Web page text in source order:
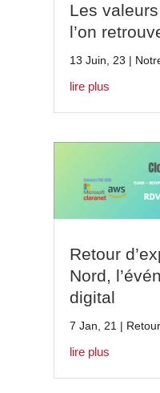
Les
l’on
13 Juin, 23 |
lire plus
Retour
Nord,
digital
7 Jan, 21 |
lire plus